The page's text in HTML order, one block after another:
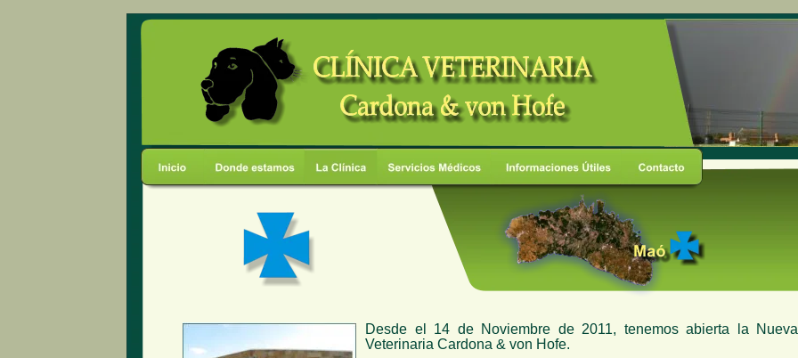
Desde el 14 de Noviembre de 2011, tenemos abierta la
Veterinaria Cardona & von Hofe.